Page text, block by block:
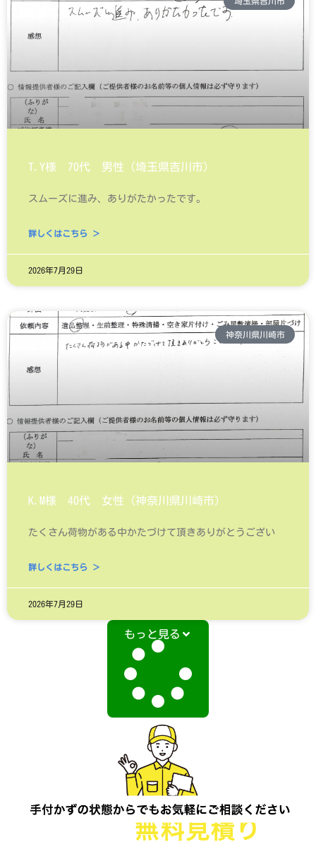
T.Y様 70代 男性（埼玉県吉川市）
スムーズに進み、ありがたかったです。
詳しくはこちら ＞
2026年7月29日
神奈川県川崎市
K.M様 40代 女性（神奈川県川崎市）
たくさん荷物がある中かたづけて頂きありがとうござい
詳しくはこちら ＞
2026年7月29日
もっと見る